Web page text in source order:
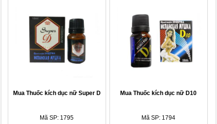
Mua Thuốc kích dục nữ Super D
Mã SP: 1795
Mua Thuốc kích dục nữ D10
Mã SP: 1794